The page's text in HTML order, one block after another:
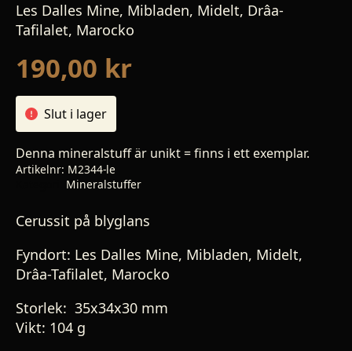
Les Dalles Mine, Mibladen, Midelt, Drâa-
Tafilalet, Marocko
190,00 kr
Slut i lager
Denna mineralstuff är unikt = finns i ett exemplar.
Artikelnr: M2344-le
Mineralstuffer
Cerussit på blyglans
Fyndort: Les Dalles Mine, Mibladen, Midelt,
Drâa-Tafilalet, Marocko
Storlek: 35x34x30 mm
Vikt: 104 g